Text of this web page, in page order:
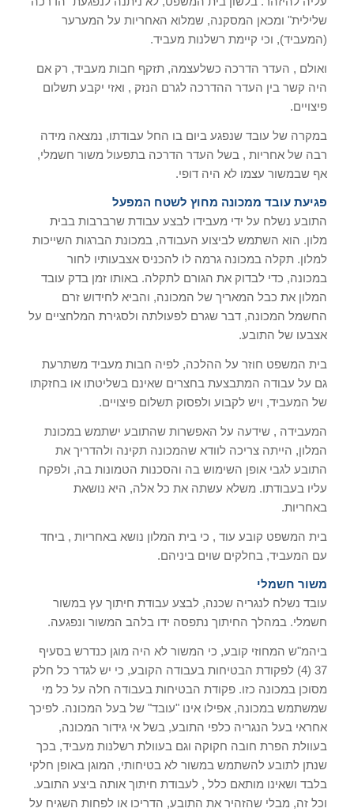
שלילית" ומכאן המסקנה, שמלוא האחריות על המערער
(המעביד), וכי קיימת רשלנות מעביד.
ואולם , העדר הדרכה כשלעצמה, תזקף חבות מעביד, רק אם
היה קשר בין העדר ההדרכה לגרם הנזק , ואזי יקבע תשלום
פיצויים.
במקרה של עובד שנפגע ביום בו החל עבודתו, נמצאה מידה
רבה של אחריות , בשל העדר הדרכה בתפעול משור חשמלי,
אף שבמשור עצמו לא היה דופי.
פגיעת עובד ממכונה מחוץ לשטח המפעל
התובע נשלח על ידי מעבידו לבצע עבודת שרברבות בבית
מלון. הוא השתמש לביצוע העבודה, במכונת הברגות השייכות
למלון. תקלה במכונה גרמה לו להכניס אצבעותיו לחור
במכונה, כדי לבדוק את הגורם לתקלה. באותו זמן בדק עובד
המלון את כבל המאריך של המכונה, והביא לחידוש זרם
החשמל המכונה, דבר שגרם לפעולתה ולסגירת המלחציים על
אצבעו של התובע.
בית המשפט חוזר על ההלכה, לפיה חבות מעביד משתרעת
גם על עבודה המתבצעת בחצרים שאינם בשליטתו או בחזקתו
של המעביד, ויש לקבוע ולפסוק תשלום פיצויים.
המעבידה , שידעה על האפשרות שהתובע ישתמש במכונת
המלון, הייתה צריכה לוודא שהמכונה תקינה ולהדריך את
התובע לגבי אופן השימוש בה והסכנות הטמונות בה, ולפקח
עליו בעבודתו. משלא עשתה את כל אלה, היא נושאת
באחריות.
בית המשפט קובע עוד , כי בית המלון נושא באחריות , ביחד
עם המעביד, בחלקים שוים ביניהם.
משור חשמלי
עובד נשלח לנגריה שכנה, לבצע עבודת חיתוך עץ במשור
חשמלי. במהלך החיתוך נתפסה ידו בלהב המשור ונפגעה.
ביהמ"ש המחוזי קובע, כי המשור לא היה מוגן כנדרש בסעיף
37 (4) לפקודת הבטיחות בעבודה הקובע, כי יש לגדר כל חלק
מסוכן במכונה כזו. פקודת הבטיחות בעבודה חלה על כל מי
שמשתמש במכונה, אפילו אינו "עובד" של בעל המכונה. לפיכך
אחראי בעל הנגריה כלפי התובע, בשל אי גידור המכונה,
בעוולת הפרת חובה חקוקה וגם בעוולת רשלנות מעביד, בכך
שנתן לתובע להשתמש במשור לא בטיחותי, המוגן באופן חלקי
בלבד ושאינו מותאם כלל , לעבודת חיתוך אותה ביצע התובע.
וכל זה, מבלי שהזהיר את התובע, הדריכו או לפחות השגיח על